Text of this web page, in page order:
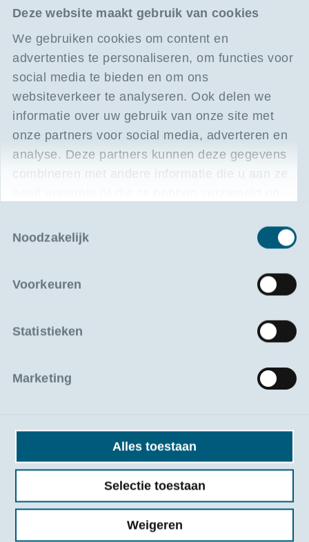
Deze website maakt gebruik van cookies
We gebruiken cookies om content en
advertenties te personaliseren, om functies voor
social media te bieden en om ons
websiteverkeer te analyseren. Ook delen we
informatie over uw gebruik van onze site met
onze partners voor social media, adverteren en
analyse. Deze partners kunnen deze gegevens
combineren met andere informatie die u aan ze
Noodzakelijk
Voorkeuren
Statistieken
Marketing
Alles toestaan
Selectie toestaan
Weigeren
Onze opleidingen
Locaties en data
Vanaf
330,00 excl. BTW
Sint-Pietersvliet 7, 2000 Antwerpen
Volg aparte modules of het
volledige traject!
Port Facility Security Officer (PFSO)
Vanaf 19/11/2026